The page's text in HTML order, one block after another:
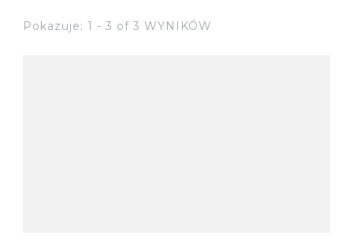
Pokazuje: 1 - 3 of 3 WYNIKÓW